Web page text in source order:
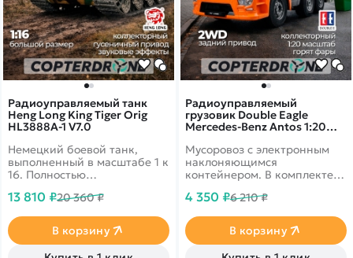
Радиоуправляемый
грузовик Double Eagle
Mercedes-Benz Antos 1:20
Мусоровоз с электронным
наклоняющимся
контейнером. В комплекте
резиновые колеса и
4 350 ₽6 210 ₽
В корзину
Радиоуправляемый танк
Heng Long King Tiger Orig
HL3888A-1 V7.0
Немецкий боевой танк,
выполненный в масштабе 1 к
16. Полностью
со звуковыми эффектами
Вашей игре. Гусеницы
обладают регулировкой для
натяжения.
13 810 ₽20 360 ₽
В корзину